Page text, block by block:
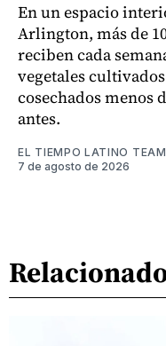
En un espacio
Arlington, más de
reciben cada
vegetales
cosechados menos
antes.
EL TIEMPO LATINO TEAM
7 de agosto de 2026